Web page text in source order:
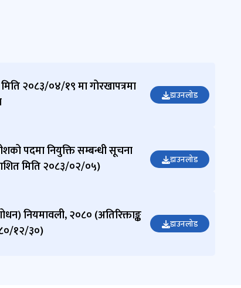
२०८३/०४/१९ मा गोरखापत्रमा
डाउनलोड
पदमा नियुक्ति सम्बन्धी सूचना
मिति २०८३/०२/०५)
डाउनलोड
नियमावली, २०८० (अतिरिक्ताङ्क
१२/३०)
डाउनलोड